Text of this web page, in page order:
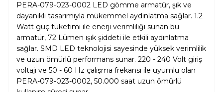
PERA-079-023-0002 LED gömme armatür, şık ve
dayanıklı tasarımıyla mükemmel aydınlatma sağlar. 1.2
Watt güç tüketimi ile enerji verimliliği sunan bu
armatür, 72 Lümen ışık şiddeti ile etkili aydınlatma
sağlar. SMD LED teknolojisi sayesinde yüksek verimlilik
ve uzun ömürlü performans sunar. 220 - 240 Volt giriş
voltajı ve 50 - 60 Hz çalışma frekansı ile uyumlu olan
PERA-079-023-0002, 50.000 saat uzun ömürlü